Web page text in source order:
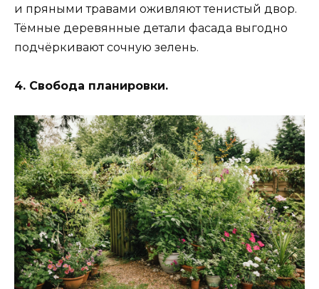
и пряными травами оживляют тенистый двор.
Тёмные деревянные детали фасада выгодно
подчёркивают сочную зелень.
4. Свобода планировки.